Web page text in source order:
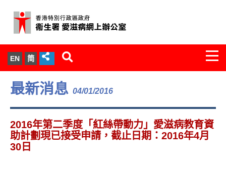
EN 简
關於我們
服務範圍
文件櫃
最新消息 04/01/2016
2016年第二季度「紅絲帶動力」愛滋病教育資
助計劃現已接受申請，截止日期：2016年4月
30日